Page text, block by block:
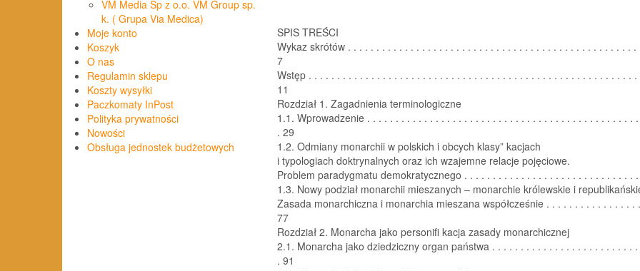
VM Media Sp z o.o. VM Group sp.
k. ( Grupa Via Medica)
Moje konto
Koszyk
O nas
Regulamin sklepu
Koszty wysyłki
Paczkomaty InPost
Polityka prywatności
Nowości
Obsługa jednostek budżetowych
SPIS TREŚCI
Wykaz skrótów . . . . . . . . . . . . . . . . . . . . . . . . . . . . . . . . . . . . . . . . . . . . . . . . . . .
7
Wstęp . . . . . . . . . . . . . . . . . . . . . . . . . . . . . . . . . . . . . . . . . . . . . . . . . . . . . . . . . .
11
Rozdział 1. Zagadnienia terminologiczne
1.1. Wprowadzenie . . . . . . . . . . . . . . . . . . . . . . . . . . . . . . . . . . . . . . . . . . . . . . .
. 29
1.2. Odmiany monarchii w polskich i obcych klasy” kacjach
i typologiach doktrynalnych oraz ich wzajemne relacje pojęciowe.
Problem paradygmatu demokratycznego . . . . . . . . . . . . . . . . . . . . . . . . . . . . . . .
1.3. Nowy podział monarchii mieszanych – monarchie królewskie i
Zasada monarchiczna i monarchia mieszana współcześnie . . . . . . . . . . . . . . . .
77
Rozdział 2. Monarcha jako personifi kacja zasady monarchicznej
2.1. Monarcha jako dziedziczny organ państwa . . . . . . . . . . . . . . . . . . . . . . . . .
. 91